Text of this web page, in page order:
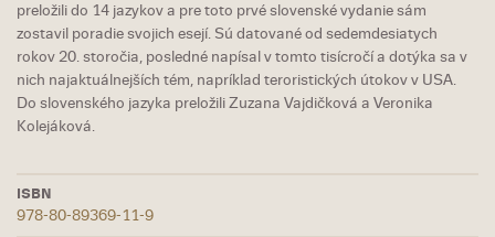
preložili do 14 jazykov a pre toto prvé slovenské vydanie sám
zostavil poradie svojich esejí. Sú datované od sedemdesiatych
rokov 20. storočia, posledné napísal v tomto tisícročí a dotýka sa v
nich najaktuálnejších tém, napríklad teroristických útokov v USA.
Do slovenského jazyka preložili Zuzana Vajdičková a Veronika
Kolejáková.
ISBN
978-80-89369-11-9